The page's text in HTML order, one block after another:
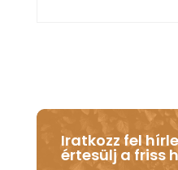
Iratkozz fel
értesülj a friss